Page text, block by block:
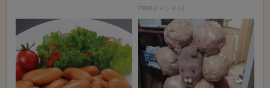
PR(Rチャンネル)